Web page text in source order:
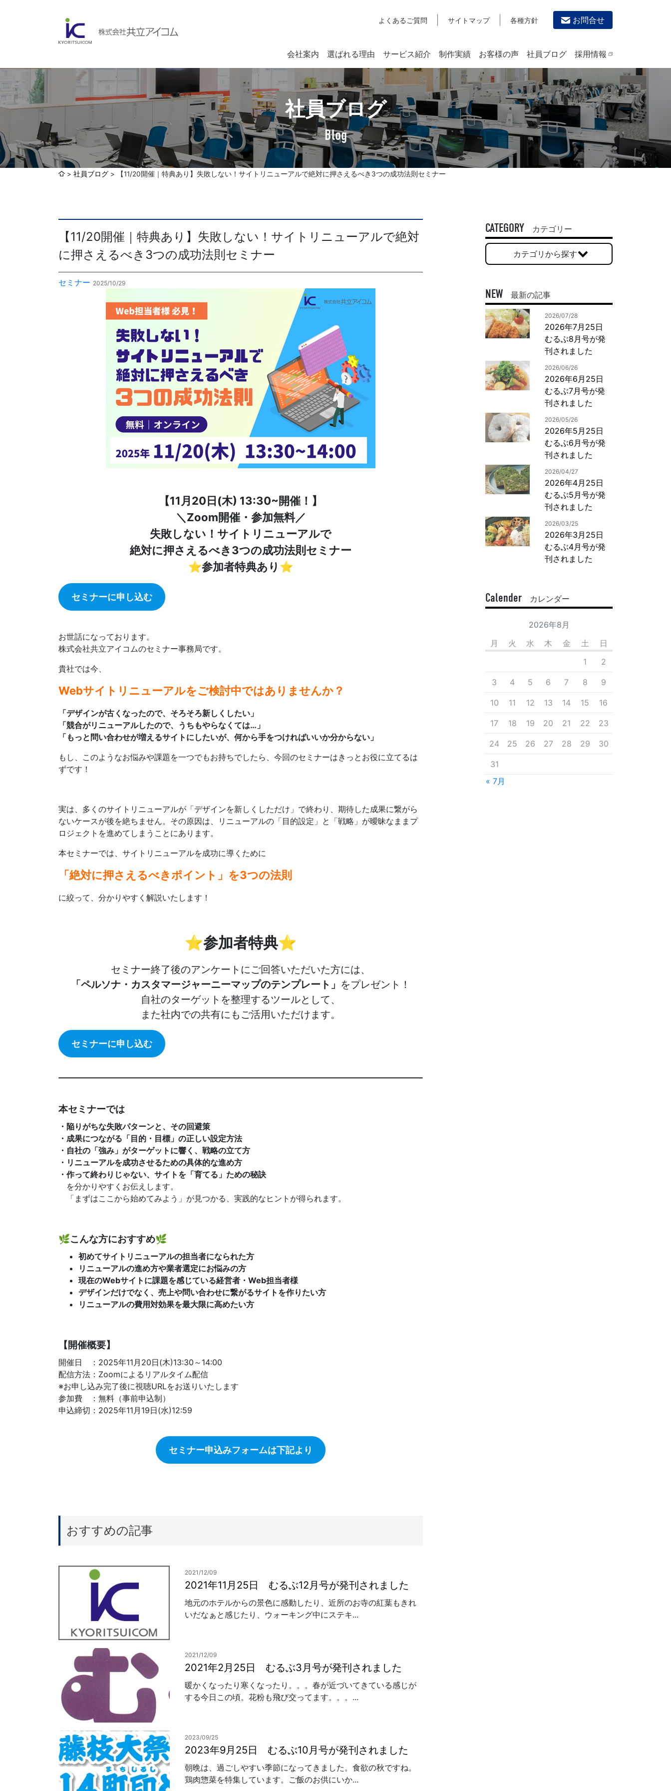
よくあるご質問 サイトマップ 各種方針 お問合せ
会社案内
会社案内
会社概要 社長挨拶 企業理念 沿革
認証取得 アクセスマップ
情報セキュリティ基本方針 個人情報・特定個人情報保護方針 一般事業主行動計画
中核的労働要求事項に関する方針声明 SECURITY ACTIONの「二つ星」宣言
選ばれる理由 サービス紹介
Web制作・ホームページ制作
WEB
ホームページ制作・運営
ランディングページ制作
Web分析・改善・コンサルティング
インターネット広告代行
システム開発
SYSTEM DEVELOPMENT
Webシステム開発
デザイン作成・印刷サービス
PRINTING
チラシ/フライヤーデザインの制作・印刷
カタログデザインの制作・印刷
冊子/パンフレットのデザイン制作・印刷
学校・会社案内パンフレット制作・印刷
一般印刷 （オンデマンド・オフセット）
ユニバーサル・コミュニケーション・デザイン
企画・販売促進
PLANNING
トータルプロモーション
ブランディング戦略
コンテンツ制作
採用プロモーション
発送代行・全国流通
在庫管理システム(azkaru)
動画制作・映像撮影（ドローン撮影）
イラスト・キャラクター制作
ロゴデザイン・CI設計
コピー・ライティング
電子ブック制作
自社メディア
制作実績 お客様の声 社員ブログ 採用情報
社員ブログ
Blog
社員ブログ 【11/20開催｜特典あり】失敗しない！サイトリニューアルで絶対に押さえるべき3つの成功法則セミナー
【11/20開催｜特典あり】失敗しない！サイトリニューアルで絶対
に押さえるべき3つの成功法則セミナー
セミナー 2025/10/29
【11月20日(木) 13:30~開催！】
＼Zoom開催・参加無料／
失敗しない！サイトリニューアルで
絶対に押さえるべき3つの成功法則セミナー
⭐️参加者特典あり⭐️
セミナーに申し込む
お世話になっております。
株式会社共立アイコムのセミナー事務局です。
貴社では今、
Webサイトリニューアルをご検討中ではありませんか？
「デザインが古くなったので、そろそろ新しくしたい」
「競合がリニューアルしたので、うちもやらなくては…」
「もっと問い合わせが増えるサイトにしたいが、何から手をつければいいか分からない」
もし、このようなお悩みや課題を一つでもお持ちでしたら、今回のセミナーはきっとお役に立てるは
ずです！
実は、多くのサイトリニューアルが「デザインを新しくしただけ」で終わり、期待した成果に繋がら
ないケースが後を絶ちません。その原因は、リニューアルの「目的設定」と「戦略」が曖昧なままプ
ロジェクトを進めてしまうことにあります。
本セミナーでは、サイトリニューアルを成功に導くために
「絶対に押さえるべきポイント」を3つの法則
に絞って、分かりやすく解説いたします！
⭐️参加者特典⭐️
セミナー終了後のアンケートにご回答いただいた方には、
「ペルソナ・カスタマージャーニーマップのテンプレート」 をプレゼント！
自社のターゲットを整理するツールとして、
また社内での共有にもご活用いただけます。
セミナーに申し込む
本セミナーでは
・陥りがちな失敗パターンと、その回避策
・成果につながる「目的・目標」の正しい設定方法
・自社の「強み」がターゲットに響く、戦略の立て方
・リニューアルを成功させるための具体的な進め方
・作って終わりじゃない、サイトを「育てる」ための秘訣
を分かりやすくお伝えします。
「まずはここから始めてみよう」が見つかる、実践的なヒントが得られます。
🌿こんな方におすすめ🌿
初めてサイトリニューアルの担当者になられた方
リニューアルの進め方や業者選定にお悩みの方
現在のWebサイトに課題を感じている経営者・Web担当者様
デザインだけでなく、売上や問い合わせに繋がるサイトを作りたい方
リニューアルの費用対効果を最大限に高めたい方
【 開催概要】
開催日 ：2025年11月20日(木)13:30～14:00
配信方法：Zoomによるリアルタイム配信
※お申し込み完了後に視聴URLをお送りいたします
参加費 ：無料（事前申込制）
申込締切：2025年11月19日(水)12:59
セミナー申込みフォームは下記より
おすすめの記事
2021/12/09
2021年11月25日 むるぶ12月号が発刊されました
地元のホテルからの景色に感動したり、近所のお寺の紅葉もきれ
いだなぁと感じたり、ウォーキング中にステキ...
2021/12/09
2021年2月25日 むるぶ3月号が発刊されました
暖かくなったり寒くなったり。。。春が近づいてきている感じが
する今日この頃。花粉も飛び交ってます。。。...
2023/09/25
2023年9月25日 むるぶ10月号が発刊されました
朝晩は、過ごしやすい季節になってきました。食欲の秋ですね。
鶏肉惣菜を特集しています。ご飯のお供にいか...
CATEGORY カテゴリー
カテゴリから探す
NEW 最新の記事
2026/07/28
2026年7月25日
むるぶ8月号が発
刊されました
2026/06/26
2026年6月25日
むるぶ7月号が発
刊されました
2026/05/26
2026年5月25日
むるぶ6月号が発
刊されました
2026/04/27
2026年4月25日
むるぶ5月号が発
刊されました
2026/03/25
2026年3月25日
むるぶ4月号が発
刊されました
Calender カレンダー
2026年8月
月
火 水 木 金 土 日
« 7月
1 2
3 4 5 6 7 8 9
10 11 12 13 14 15 16
17 18 19 20 21 22 23
24 25 26 27 28 29 30
31